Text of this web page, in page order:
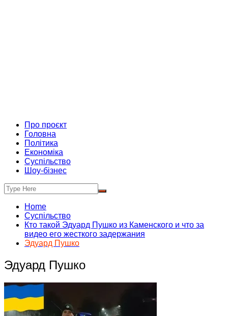
Про проєкт
Головна
Політика
Економіка
Суспільство
Шоу-бізнес
Home
Суспільство
Кто такой Эдуард Пушко из Каменского и что за
видео его жесткого задержания
Эдуард Пушко
Эдуард Пушко